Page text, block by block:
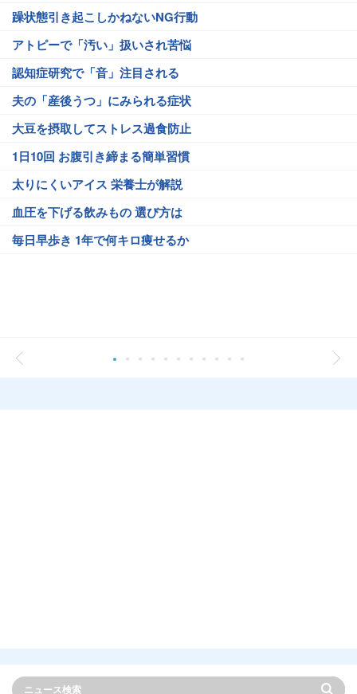
躁状態引き起こしかねないNG行動
アトピーで「汚い」扱いされ苦悩
認知症研究で「音」注目される
夫の「産後うつ」にみられる症状
大豆を摂取してストレス過食防止
1日10回 お腹引き締まる簡単習慣
太りにくいアイス 栄養士が解説
血圧を下げる飲みもの 選び方は
毎日早歩き 1年で何キロ痩せるか